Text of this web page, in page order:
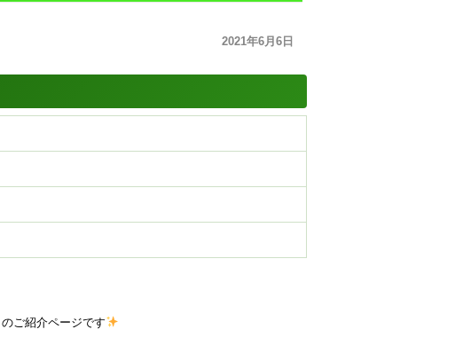
2021年6月6日
のご紹介ページです